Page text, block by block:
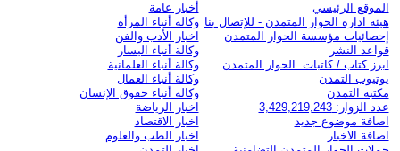
الموقع الرئيسي
هيئة ادارة الحوار المتمدن - للإتصال بنا
إحصائيات مؤسسة الحوار المتمدن
قواعد النشر
ابرز كتاب / كاتبات الحوار المتمدن
يوتيوب التمدن
مكتبة التمدن
عدد الزوار: 3,429,219,243
اضافة موضوع جديد
اضافة الاخبار
أخبار عامة
وكالة أنباء المرأة
اخبار الأدب والفن
وكالة أنباء اليسار
وكالة أنباء العلمانية
وكالة أنباء العمال
وكالة أنباء حقوق الإنسان
اخبار الرياضة
اخبار الاقتصاد
اخبار الطب والعلوم